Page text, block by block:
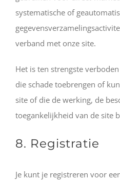
systematische of
verband met onze site.
Het is ten strengste
die schade toebrengen of
site of die de werking, de
toegankelijkheid van de site
8. Registratie
Je kunt je registreren voor